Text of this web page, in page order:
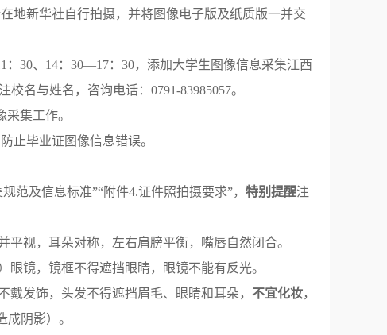
地新华社自行拍摄，并将图像电子版及纸质版一并交
30、14：30—17：30，添加大学生图像信息采集江西
名与姓名，咨询电话：0791-83985057。
采集工作。
止毕业证图像信息错误。
范及信息标准”“附件4.证件照拍摄要求”， 特别提醒注
视，耳朵对称，左右肩膀平衡，嘴唇自然闭合。
镜，镜框不得遮挡眼睛，眼镜不能有反光。
发饰，头发不得遮挡眉毛、眼睛和耳朵， 不宜化妆，
阴影）。